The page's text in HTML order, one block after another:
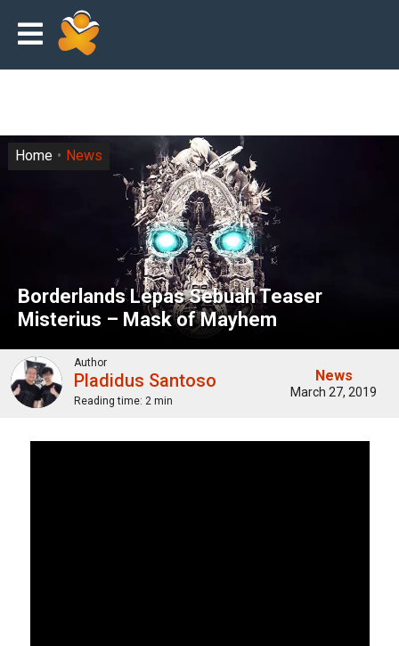
Borderlands Lepas Sebuah Teaser
Misterius – Mask of Mayhem
Home News
Author
Pladidus Santoso
Reading time: 2 min
News
March 27, 2019